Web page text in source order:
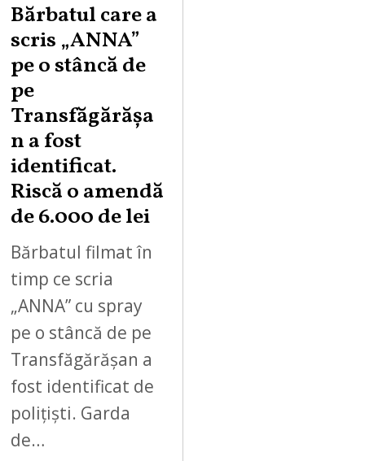
Bărbatul care a
scris „ANNA”
pe o stâncă de
pe
Transfăgărășa
n a fost
identificat.
Riscă o amendă
de 6.000 de lei
Bărbatul filmat în
timp ce scria
„ANNA” cu spray
pe o stâncă de pe
Transfăgărășan a
fost identificat de
polițiști. Garda
de…